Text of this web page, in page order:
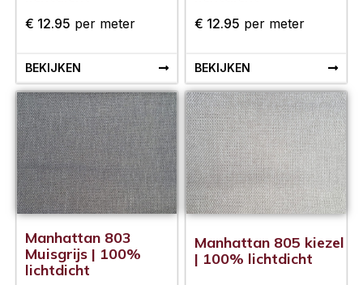
€ 12.95 per meter
BEKIJKEN
€ 12.95 per meter
BEKIJKEN
Manhattan 803
Muisgrijs | 100%
lichtdicht
Manhattan 805 kiezel
| 100% lichtdicht